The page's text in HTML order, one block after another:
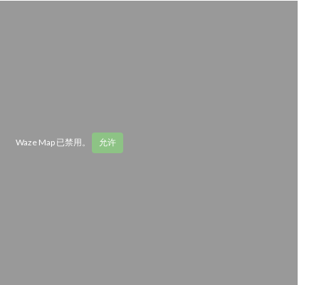
Waze Map 已禁用。 允许